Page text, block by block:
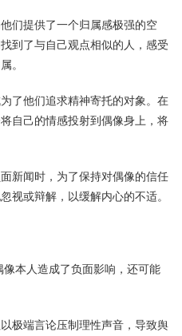
他们提供了一个归属感极强的空
到了与自己观点相似的人，感受
。
为了他们追求精神寄托的对象。在
自己的情感投射到偶像身上，将
新闻时，为了保持对偶像的信任
视或辩解，以缓解内心的不适。
本人造成了负面影响，还可能
以极端言论压制理性声音，导致舆